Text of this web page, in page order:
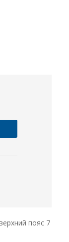
пояс 7